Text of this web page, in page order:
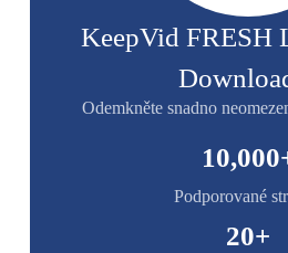
KeepVid FRESH
Odemkněte snadno
Podporované
10,000
20+